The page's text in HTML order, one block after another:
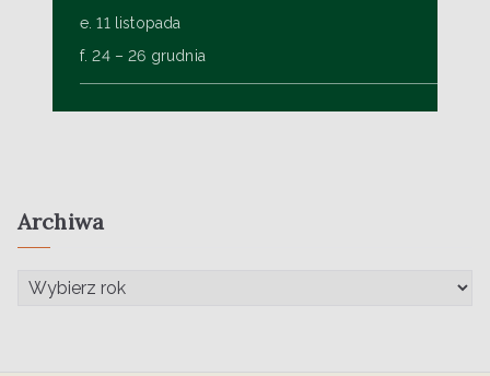
e. 11 listopada
f. 24 – 26 grudnia
Archiwa